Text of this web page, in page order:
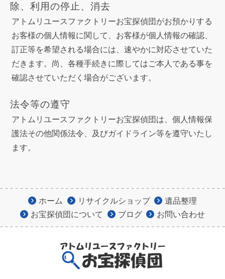
除、利用の停止、消去
アトムリユースファクトリーお宝探偵団がお預かりする
お客様の個人情報に関して、お客様が個人情報の確認、
訂正等を希望される場合には、速やかに対応させていた
だきます。尚、各種手続きに際してはご本人である事を
確認させていただく場合がございます。
法令等の遵守
アトムリユースファクトリーお宝探偵団は、個人情報保
護法その他関係法令、及びガイドライン等を遵守いたし
ます。
ホーム リサイクルショップ
遺品整理
お宝探偵団について
ブログ お問い合わせ